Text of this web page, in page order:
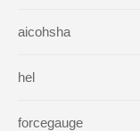
aicohsha
hel
forcegauge